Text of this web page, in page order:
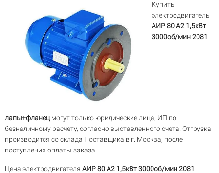
Купить
электродвигатель
АИР 80 A2 1,5кВт
3000об/мин 2081
лапы+фланец могут только юридические лица, ИП по
безналичному расчету, согласно выставленного счета. Отгрузка
производится со склада Поставщика в г. Москва, после
поступления оплаты заказа.
Цена электродвигателя АИР 80 A2 1,5кВт 3000об/мин 2081